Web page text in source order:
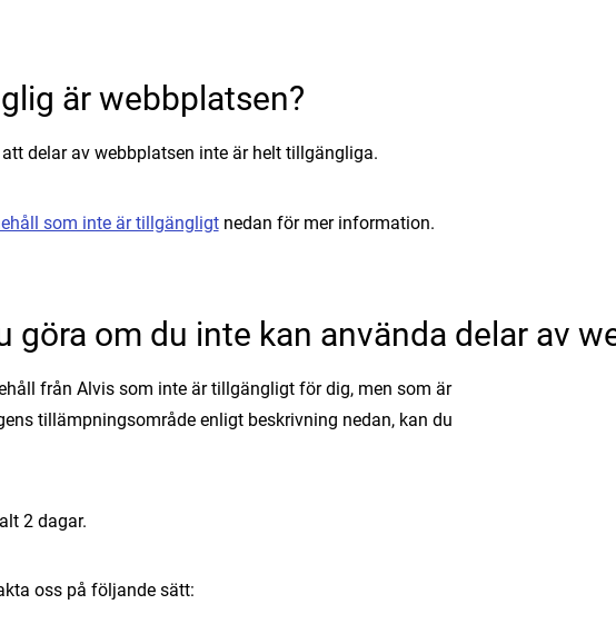
är webbplatsen?
delar av webbplatsen inte är helt tillgängliga.
som inte är tillgängligtnedan för mer information.
göra om du inte kan använda delar av
från Alvis som inte är tillgängligt för dig, men som är
tillämpningsområde enligt beskrivning nedan, kan du
2 dagar.
oss på följande sätt: